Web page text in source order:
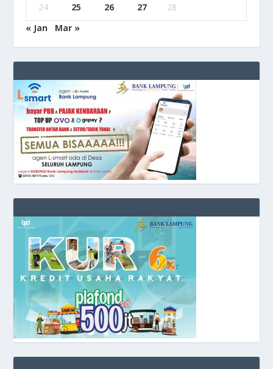
24 25 26 27
28
« Jan
Mar »